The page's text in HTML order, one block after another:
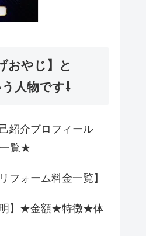
おやじ】と
人物です⇩
紹介プロフィール
覧★
フォーム料金一覧】
明】★金額★特徴★体